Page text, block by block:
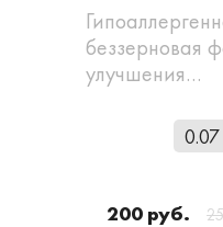
беззерновая
улучшения…
0.07
200 руб.